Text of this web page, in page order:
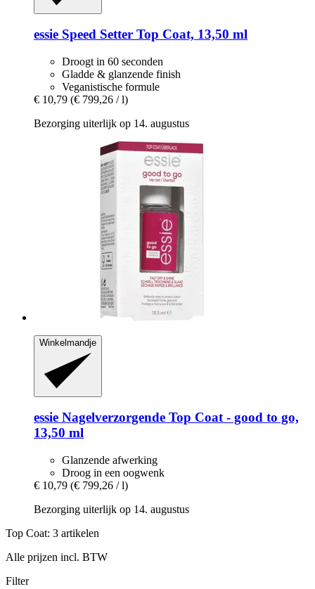
essie Speed Setter Top Coat, 13,50 ml
Droogt in 60 seconden
Gladde & glanzende finish
Veganistische formule
€ 10,79 (€ 799,26 / l)
Bezorging uiterlijk op 14. augustus
Winkelmandje
essie Nagelverzorgende Top Coat -​ good to go,
13,50 ml
Glanzende afwerking
Droog in een oogwenk
€ 10,79 (€ 799,26 / l)
Bezorging uiterlijk op 14. augustus
Top Coat: 3 artikelen
Alle prijzen incl. BTW
Filter